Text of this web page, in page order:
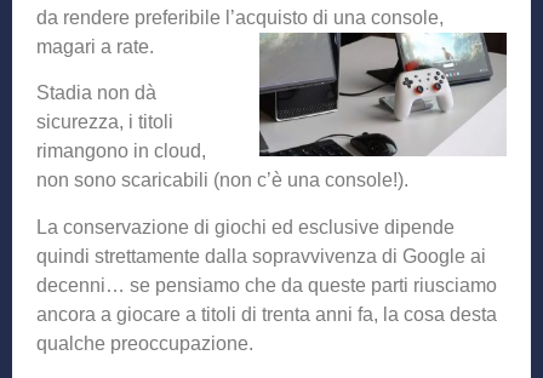
da rendere preferibile l’acquisto di una console,
magari a rate.
Stadia non dà
sicurezza, i titoli
rimangono in cloud,
non sono scaricabili (non c’è una console!).
La conservazione di giochi ed esclusive dipende
quindi strettamente dalla sopravvivenza di Google ai
decenni… se pensiamo che da queste parti riusciamo
ancora a giocare a titoli di trenta anni fa, la cosa desta
qualche preoccupazione.